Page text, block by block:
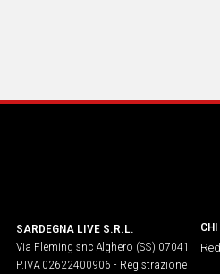
AL CANALE
WHATSAPP
SARDEGNA LIVE S.R.L.
Via Fleming snc Alghero (SS) 07041
P.IVA 02622400906 - Registrazione